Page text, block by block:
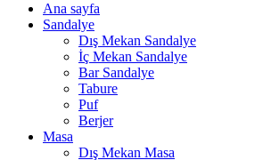
Ana sayfa
Sandalye
Dış Mekan Sandalye
İç Mekan Sandalye
Bar Sandalye
Tabure
Puf
Berjer
Masa
Dış Mekan Masa